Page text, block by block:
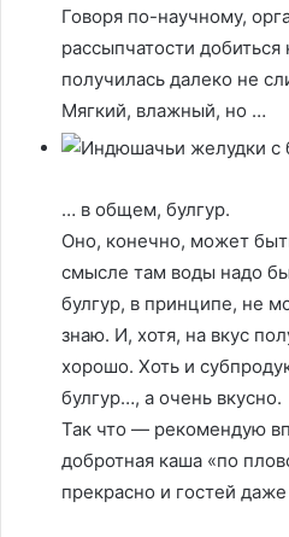
Говоря по-научному,
рассыпчатости добиться
получилась далеко не
Мягкий, влажный, но …
… в общем, булгур.
Оно, конечно, может
смысле там воды надо
булгур, в принципе, не
знаю. И, хотя, на вкус
хорошо. Хоть и
булгур…, а очень вкусно.
Так что — рекомендую
добротная каша «по
прекрасно и гостей